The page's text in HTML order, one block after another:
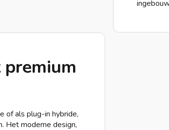
of als plug-in hybride,
Het moderne design,